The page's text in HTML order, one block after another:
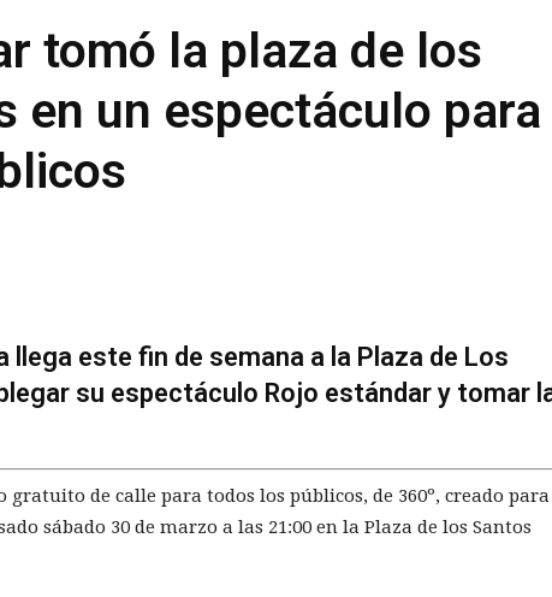
tomó la plaza de los
en un espectáculo para
llega este fin de semana a la Plaza de Los
su espectáculo Rojo estándar y tomar
gratuito de calle para todos los públicos, de 360º, creado para
sábado 30 de marzo a las 21:00 en la Plaza de los Santos